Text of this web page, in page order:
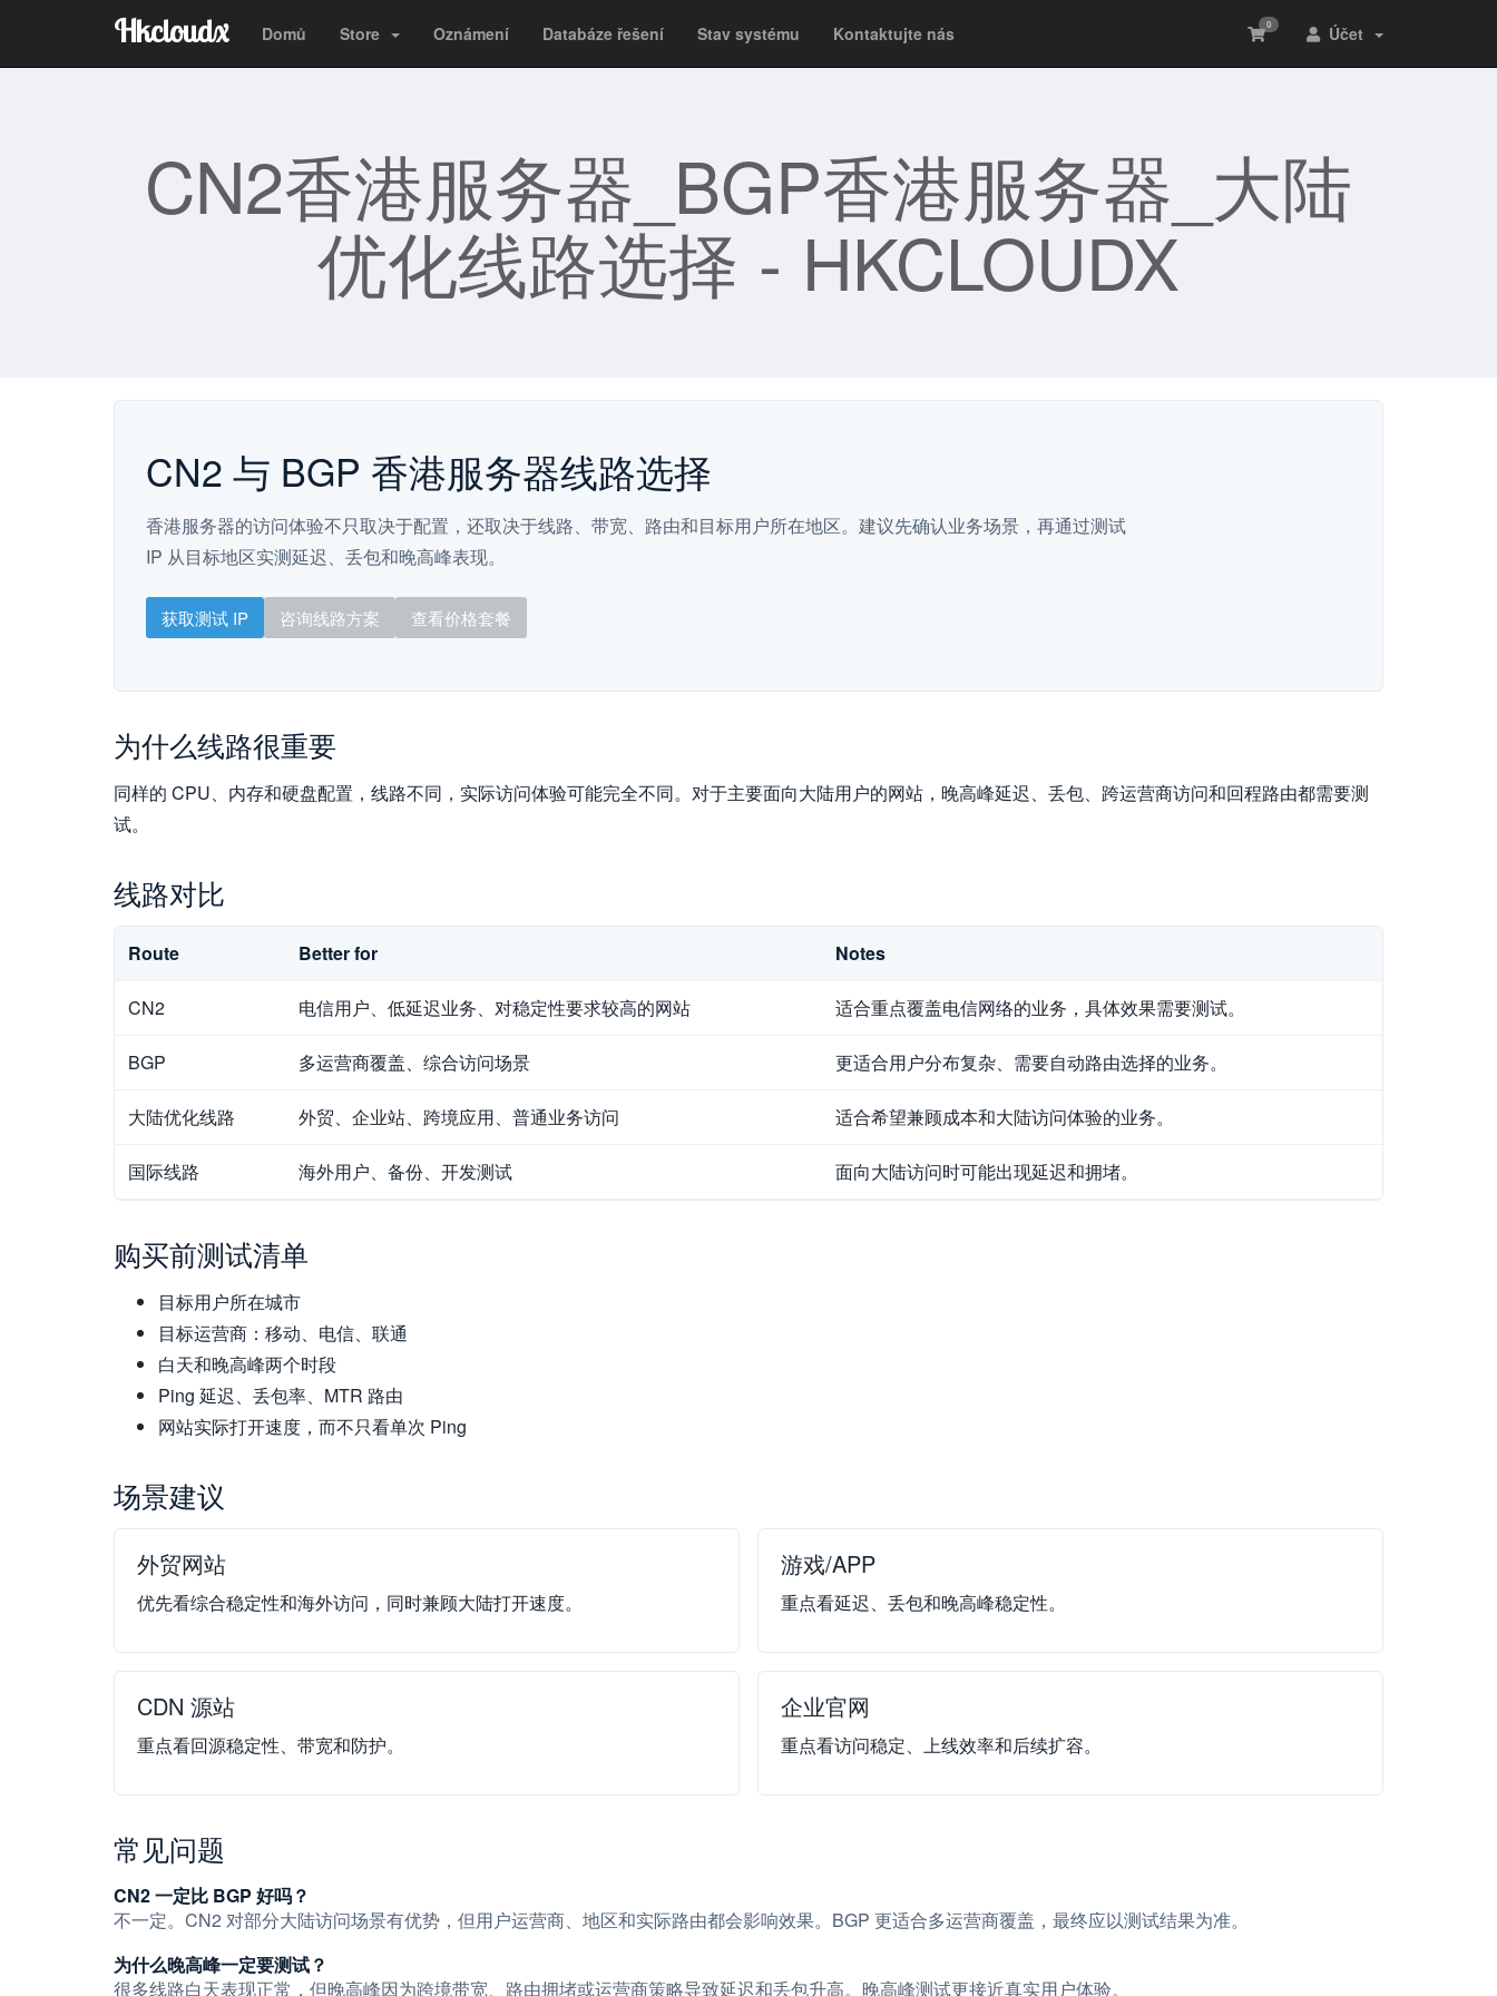
Hkcloudx 0 Účet
Domů Store Oznámení Databáze řešení Stav systému Kontaktujte nás
CN2香港服务器_BGP香港服务器_大陆
优化线路选择 - HKCLOUDX
CN2 与 BGP 香港服务器线路选择
香港服务器的访问体验不只取决于配置，还取决于线路、带宽、路由和目标用户所在地区。建议先确认业务场景，再通过测试
IP 从目标地区实测延迟、丢包和晚高峰表现。
获取测试 IP 咨询线路方案 查看价格套餐
为什么线路很重要
同样的 CPU、内存和硬盘配置，线路不同，实际访问体验可能完全不同。对于主要面向大陆用户的网站，晚高峰延迟、丢包、跨运营商访问和回程路由都需要测
试。
线路对比
Route Better for Notes
CN2 电信用户、低延迟业务、对稳定性要求较高的网站 适合重点覆盖电信网络的业务，具体效果需要测试。
BGP 多运营商覆盖、综合访问场景 更适合用户分布复杂、需要自动路由选择的业务。
大陆优化线路 外贸、企业站、跨境应用、普通业务访问 适合希望兼顾成本和大陆访问体验的业务。
国际线路 海外用户、备份、开发测试 面向大陆访问时可能出现延迟和拥堵。
购买前测试清单
目标用户所在城市
目标运营商：移动、电信、联通
白天和晚高峰两个时段
Ping 延迟、丢包率、MTR 路由
网站实际打开速度，而不只看单次 Ping
场景建议
外贸网站
优先看综合稳定性和海外访问，同时兼顾大陆打开速度。
游戏/APP
重点看延迟、丢包和晚高峰稳定性。
CDN 源站
重点看回源稳定性、带宽和防护。
企业官网
重点看访问稳定、上线效率和后续扩容。
常见问题
CN2 一定比 BGP 好吗？
不一定。CN2 对部分大陆访问场景有优势，但用户运营商、地区和实际路由都会影响效果。BGP 更适合多运营商覆盖，最终应以测试结果为准。
为什么晚高峰一定要测试？
很多线路白天表现正常，但晚高峰因为跨境带宽、路由拥堵或运营商策略导致延迟和丢包升高。晚高峰测试更接近真实用户体验。